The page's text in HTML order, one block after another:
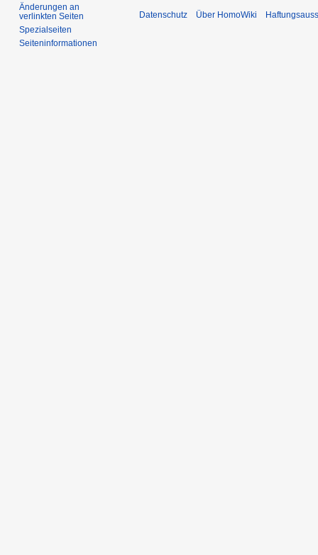
Änderungen an
verlinkten Seiten
Spezialseiten
Seiten­­informationen
Datenschutz Über HomoWiki